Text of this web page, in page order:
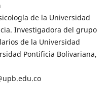
de la Universidad
Investigadora del grupo
de la Universidad
Pontificia Bolivariana,